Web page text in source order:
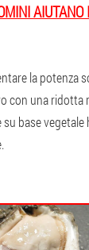
AIUTANO
la potenza
con una ridotta
base